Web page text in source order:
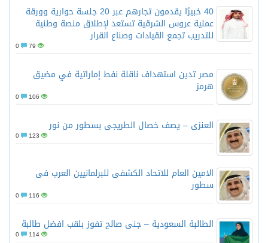
40 خبيرًا يقدمون تجارهم عبر 20 جلسة حوارية وورقة
عملية عروس الشرقية تستعد لإطلاق منصة وطنية
للتدريب تجمع القيادات وصناع القرار
79
مصر تدين استهداف ناقلة نفط إماراتية في مضيق
هرمز
106
العنزى – يصف خصال الطريجى بسطور من نور
123
الامين العام للاتحاد الكشفى للبرلمانيين العرب فى
سطور
116
الطالبة السعودية – جنى صالح تفوز بلقب افضل طالبة
114